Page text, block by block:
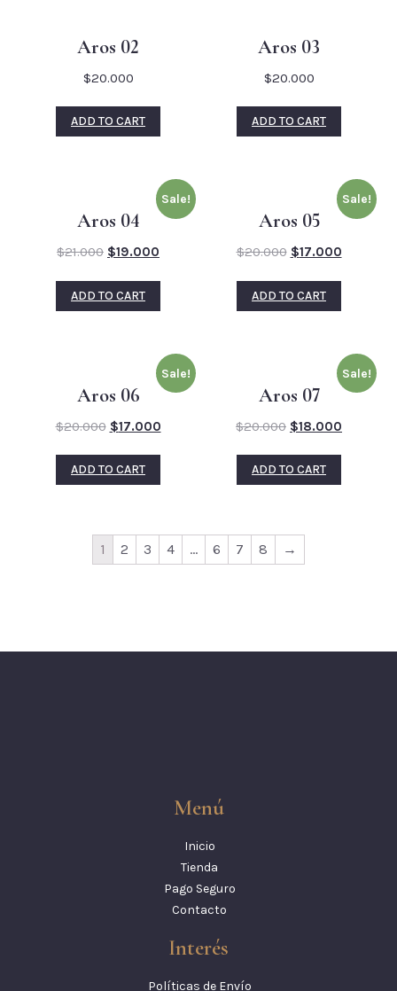
Aros 02
$20.000
ADD TO CART
Aros 03
$20.000
ADD TO CART
Sale!
Aros 04
$21.000 $19.000
ADD TO CART
Sale!
Aros 05
$20.000 $17.000
ADD TO CART
Sale!
Aros 06
$20.000 $17.000
ADD TO CART
Sale!
Aros 07
$20.000 $18.000
ADD TO CART
1 2 3 4 … 6 7 8 →
Menú
Inicio
Tienda
Pago Seguro
Contacto
Interés
Políticas de Envío